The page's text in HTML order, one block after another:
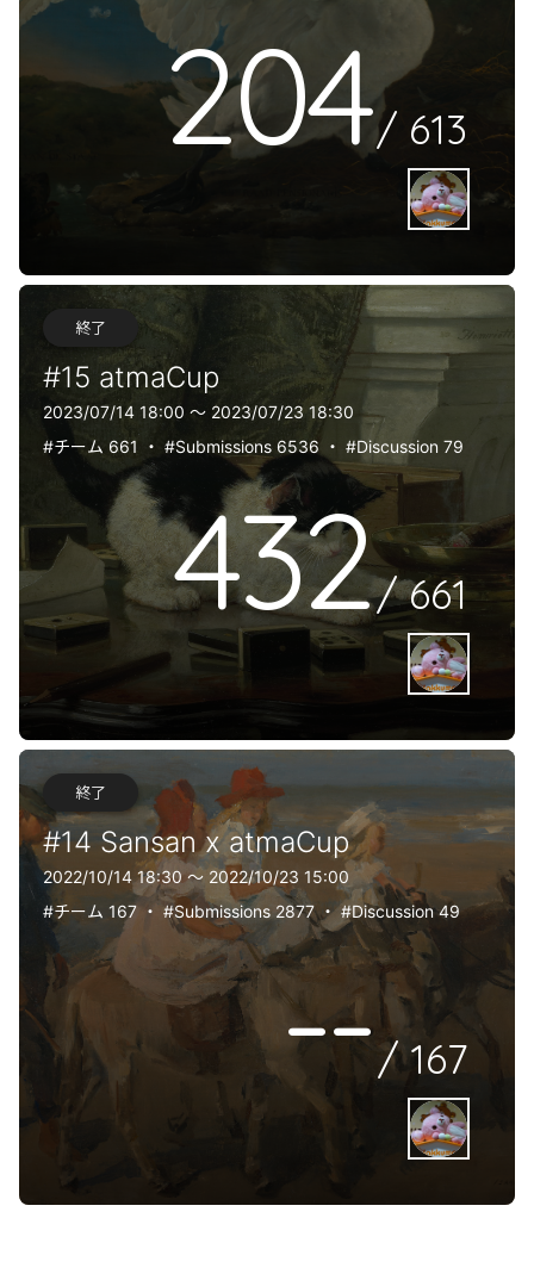
204/ 613
終了
#15 atmaCup
2023/07/14 18:00 〜 2023/07/23 18:30
#チーム 661
・ #Submissions 6536 ・ #Discussion 79
432/661
終了
#14 Sansan x atmaCup
2022/10/14 18:30 〜 2022/10/23 15:00
#チーム 167・ #Submissions 2877・#Discussion 49
--/167